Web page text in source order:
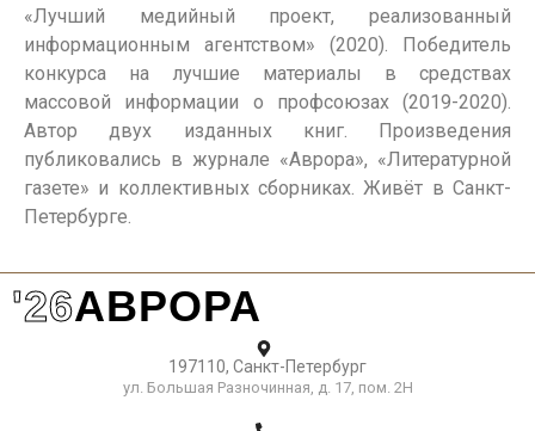
«Лучший медийный проект, реализованный
информационным агентством» (2020). Победитель
конкурса на лучшие материалы в средствах
массовой информации о профсоюзах (2019-2020).
Автор двух изданных книг. Произведения
публиковались в журнале «Аврора», «Литературной
газете» и коллективных сборниках. Живёт в Санкт-
Петербурге.
'26АВРОРА
197110, Санкт-Петербург
ул. Большая Разночинная, д. 17, пом. 2Н